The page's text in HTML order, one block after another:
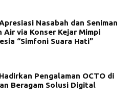
Nasabah dan Seniman
Air via Konser Kejar Mimpi
“Simfoni Suara Hati”
Pengalaman OCTO di
Beragam Solusi Digital